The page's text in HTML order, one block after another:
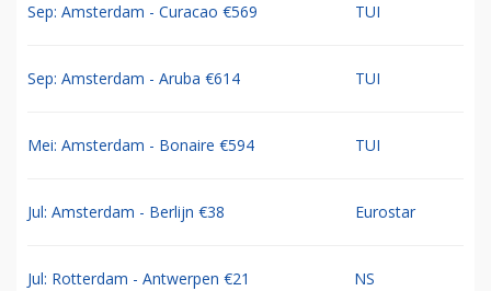
Sep: Amsterdam - Curacao €569 TUI
Sep: Amsterdam - Aruba €614 TUI
Mei: Amsterdam - Bonaire €594 TUI
Jul: Amsterdam - Berlijn €38 Eurostar
Jul: Rotterdam - Antwerpen €21 NS